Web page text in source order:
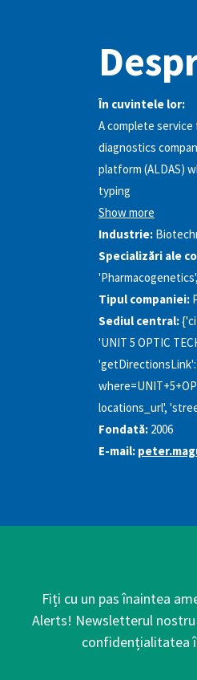
În cuvintele lor:
A complete
diagnostics
platform (ALDAS)
typing
Show more
Industrie:
Specializări ale
Tipul companiei:
Sediul central:
'UNIT 5 OPTIC
locations_url',
Fondată: 2006
E-mail:
Fiți cu un pas înaintea
Alerts! Newsletterul
confidențialitatea